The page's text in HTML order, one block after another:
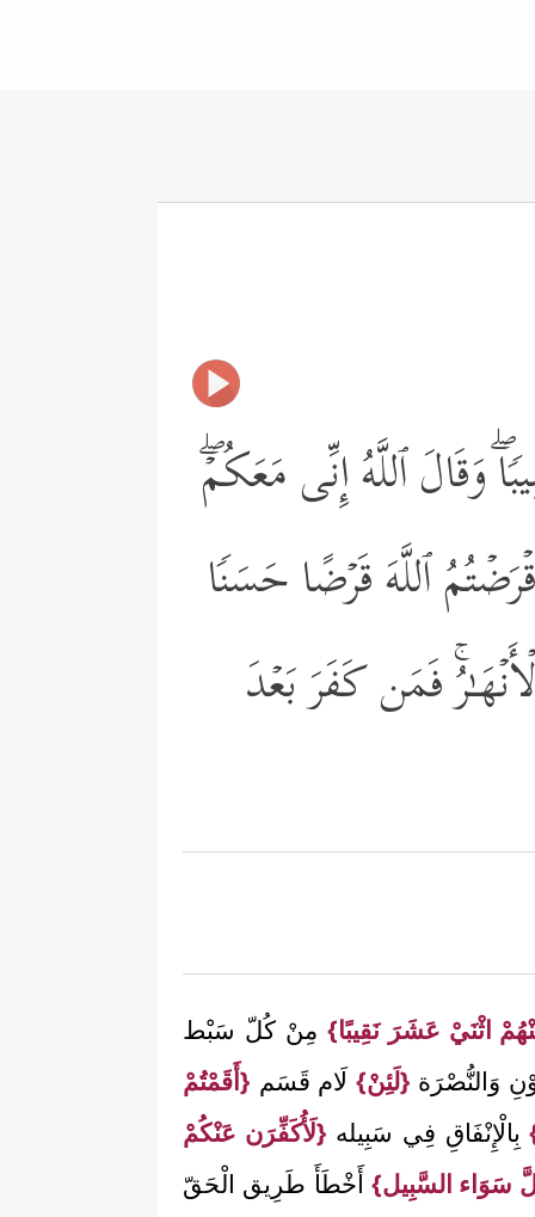
وَقَالَ ٱللَّهُ إِنِّی مَعَكُمۡۖ
ٱللَّهَ قَرۡضًا حَسَنࣰا
فَمَن كَفَرَ بَعۡدَ
اثْنَيْ عَشَرَ نَقِيبًا} مِنْ كُلّ سَبْط
وَالنُّصْرَة {لَئِنْ} لَام قَسَم {أَقَمْتُمْ
بِالْإِنْفَاقِ فِي سَبِيله {لَأُكَفِّرَن عَنْكُمْ
سَوَاء السَّبِيل}أَخْطَأَ طَرِيق الْحَقّ